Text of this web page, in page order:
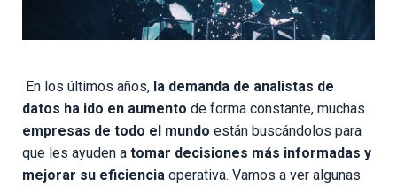
En los últimos años, la demanda de analistas de
datos ha ido en aumento de forma constante, muchas
empresas de todo el mundo están buscándolos para
que les ayuden a tomar decisiones más informadas y
mejorar su eficiencia operativa. Vamos a ver algunas